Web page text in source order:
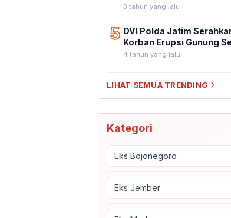
3 tahun yang lalu
5 DVI Polda Jatim
Korban Erupsi Gunung
4 tahun yang lalu
LIHAT SEMUA TRENDING
Kategori
Eks Bojonegoro
Eks Jember